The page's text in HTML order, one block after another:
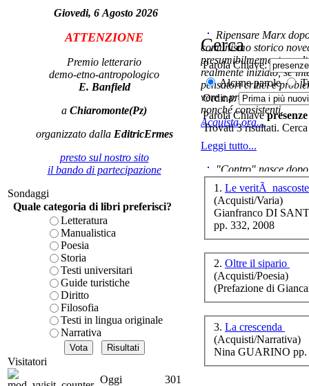
Il
Giovedi, 6 Agosto 2026
ATTENZIONE
Premio letterario
demo-etno-antropologico
E. Banfield
a Chiaromonte(Pz)
organizzato dalla EditricErmes
presto sul nostro sito
il bando di partecipazione
Sondaggi
Quale categoria di libri preferisci?
Letteratura
Manualistica
Poesia
Storia
Testi universitari
Guide turistiche
Diritto
Filosofia
Testi in lingua originale
Narrativa
Visitatori
Oggi
301
Ripensare Marx
comunismo storico
presumibilmemente
realmente iniziato, se
pensatori critici e
vere e proprie correnti
nonché consistenti.
Acquista ora...
Leggi tutto...
"Contro" nasce
cominciato con la
ripensaremarx. i saggi
questa collaborazione
è teorica, sempre però
presente fase.
Acquista ora...
cURL error 28: Failed
80 after 7111 ms:
Cerca
Parola Chiave:
Alcune parole
Ordina:
Parola Chiavepresenze
Trovati 3 risultati.
1. Le veritÃ
(Acquisti/Varia)
Gianfranco DI
pp. 332, 2008
2. Oltre il sipario
(Acquisti/Poesia)
(Prefazione di
3. La crescenda
(Acquisti/Narrativa)
Nina GUARINO pp.